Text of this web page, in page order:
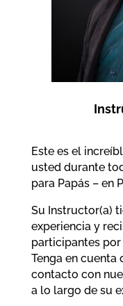
Este es el
usted durante
para Papás – en
Su Instructor(a)
experiencia y
participantes
Tenga en cuenta
contacto con
a lo largo de su